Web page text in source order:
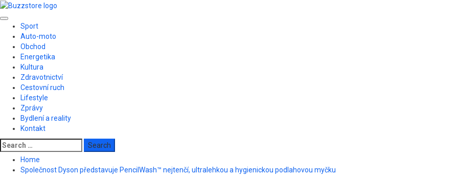
Skip
content
Primary
Menu
Sport
Auto-moto
Obchod
Energetika
Kultura
Zdravotnictví
Cestovní ruch
Lifestyle
Zprávy
Bydlení a reality
Kontakt
Search
for:
Home
Společnost Dyson představuje PencilWash™ nejtenčí, ultralehkou a hygienickou podlahovou myčku